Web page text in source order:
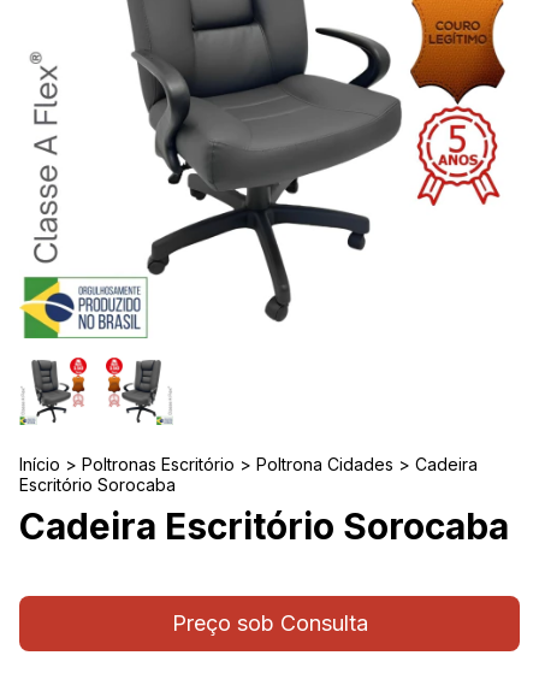
Início > Poltronas Escritório > Poltrona Cidades > Cadeira
Escritório Sorocaba
Cadeira Escritório Sorocaba